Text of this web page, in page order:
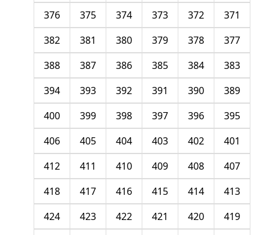
371
372
373
374
375
376
377
378
379
380
381
382
383
384
385
386
387
388
389
390
391
392
393
394
395
396
397
398
399
400
401
402
403
404
405
406
407
408
409
410
411
412
413
414
415
416
417
418
419
420
421
422
423
424